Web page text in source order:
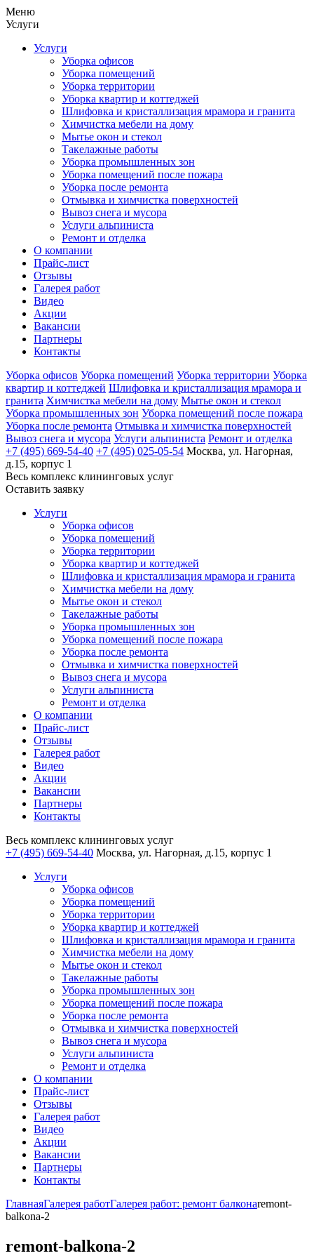
Меню
Услуги
Услуги
Уборка офисов
Уборка помещений
Уборка территории
Уборка квартир и коттеджей
Шлифовка и кристаллизация мрамора и гранита
Химчистка мебели на дому
Мытье окон и стекол
Такелажные работы
Уборка промышленных зон
Уборка помещений после пожара
Уборка после ремонта
Отмывка и химчистка поверхностей
Вывоз снега и мусора
Услуги альпиниста
Ремонт и отделка
О компании
Прайс-лист
Отзывы
Галерея работ
Видео
Акции
Вакансии
Партнеры
Контакты
Уборка офисов Уборка помещений Уборка территории Уборка
квартир и коттеджей Шлифовка и кристаллизация мрамора и
гранита Химчистка мебели на дому Мытье окон и стекол
Уборка промышленных зон Уборка помещений после пожара
Уборка после ремонта Отмывка и химчистка поверхностей
Вывоз снега и мусора Услуги альпиниста Ремонт и отделка
+7 (495) 669-54-40 +7 (495) 025-05-54 Москва, ул. Нагорная,
д.15, корпус 1
Весь комплекс клининговых услуг
Оставить заявку
Услуги
Уборка офисов
Уборка помещений
Уборка территории
Уборка квартир и коттеджей
Шлифовка и кристаллизация мрамора и гранита
Химчистка мебели на дому
Мытье окон и стекол
Такелажные работы
Уборка промышленных зон
Уборка помещений после пожара
Уборка после ремонта
Отмывка и химчистка поверхностей
Вывоз снега и мусора
Услуги альпиниста
Ремонт и отделка
О компании
Прайс-лист
Отзывы
Галерея работ
Видео
Акции
Вакансии
Партнеры
Контакты
Весь комплекс клининговых услуг
+7 (495) 669-54-40 Москва, ул. Нагорная, д.15, корпус 1
Услуги
Уборка офисов
Уборка помещений
Уборка территории
Уборка квартир и коттеджей
Шлифовка и кристаллизация мрамора и гранита
Химчистка мебели на дому
Мытье окон и стекол
Такелажные работы
Уборка промышленных зон
Уборка помещений после пожара
Уборка после ремонта
Отмывка и химчистка поверхностей
Вывоз снега и мусора
Услуги альпиниста
Ремонт и отделка
О компании
Прайс-лист
Отзывы
Галерея работ
Видео
Акции
Вакансии
Партнеры
Контакты
ГлавнаяГалерея работГалерея работ: ремонт балконаremont-
balkona-2
remont-balkona-2